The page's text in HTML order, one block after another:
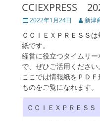
プ
象:
CCIEXPRESS
投
日
2022年1月24日
投
者
新津
ＣＣＩＥＸＰＲＥＳＳ
紙です。
経営に役立つタイムリ
で、ぜひご活用ください。
ここでは情報紙をＰＤ
ものをご覧になれます。
ＣＣＩＥＸＰＲＥＳＳ